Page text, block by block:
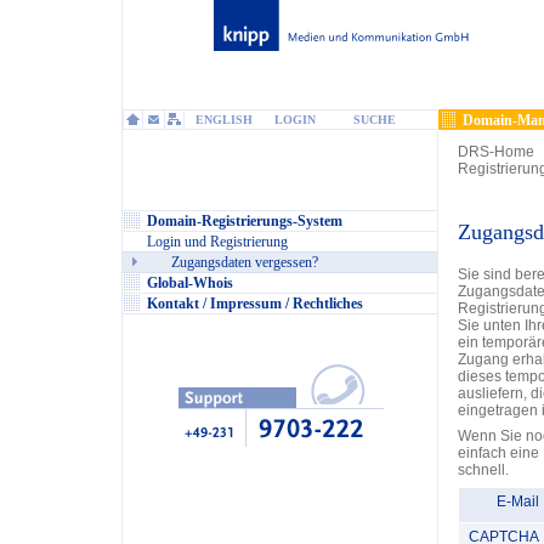
ENGLISH LOGIN SUCHE
Domain-
DRS-Home
Domain-Registrierungs-System
Login und Registrierung
Zugangsdaten vergessen?
Global-Whois
Kontakt / Impressum / Rechtliches
Sie sind
Sie unten
ein
Zugang
dieses
ausliefern,
eingetragen
Wenn Sie
einfach eine
schnell.
E-Mail
CAPTCHA